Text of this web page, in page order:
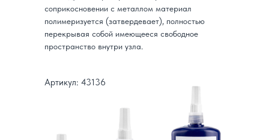
соприкосновении с металлом материал
полимеризуется (затвердевает), полностью
перекрывая собой имеющееся свободное
пространство внутри узла.
Артикул: 43136